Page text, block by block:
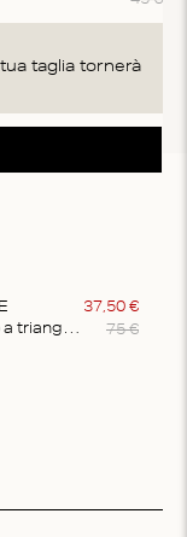
taglia tornerà
Reggiseno a triangolo delicato
37,50 €
75 €